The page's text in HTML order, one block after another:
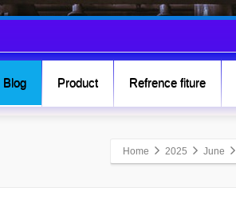
Blog Product Refrence fiture
Home 2025 June